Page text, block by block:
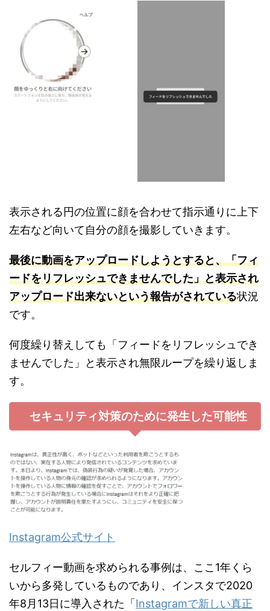
表示される円の位置に顔を合わせて指示通りに上下
左右など向いて自分の顔を撮影していきます。
最後に動画をアップロードしようとすると、「フィ
ードをリフレッシュできませんでした」と表示され
アップロード出来ないという報告がされている状況
です。
何度繰り替えしても「フィードをリフレッシュでき
ませんでした」と表示され無限ループを繰り返しま
す。
セキュリティ対策のために発生した可能性
Instagram公式サイト
セルフィー動画を求められる事例は、ここ1年くら
いから多発しているものであり、インスタで2020
年8月13日に導入された「 Instagramで新しい真正